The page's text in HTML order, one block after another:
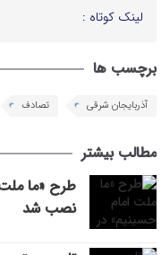
لینک کوتاه :
برچسب ها
آذربایجان شرقی تصادف
مطالب بیشتر
طرح «ما ملت
نصب شد